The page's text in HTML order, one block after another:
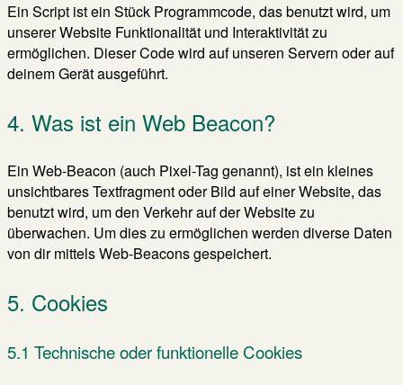
Ein Script ist ein Stück Programmcode, das benutzt wird, um
unserer Website Funktionalität und Interaktivität zu
ermöglichen. Dieser Code wird auf unseren Servern oder auf
deinem Gerät ausgeführt.
4. Was ist ein Web Beacon?
Ein Web-Beacon (auch Pixel-Tag genannt), ist ein kleines
unsichtbares Textfragment oder Bild auf einer Website, das
benutzt wird, um den Verkehr auf der Website zu
überwachen. Um dies zu ermöglichen werden diverse Daten
von dir mittels Web-Beacons gespeichert.
5. Cookies
5.1 Technische oder funktionelle Cookies